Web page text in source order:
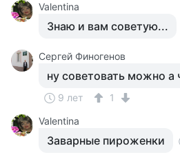
Valentina
Знаю и вам советую...
Сергей Финогенов
ну советовать можно а
9 лет
1
Valentina
Заварные пироженки